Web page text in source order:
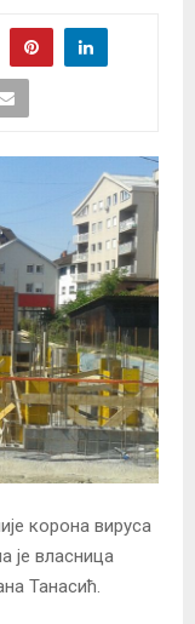
корона вируса
је власница
Танасић.